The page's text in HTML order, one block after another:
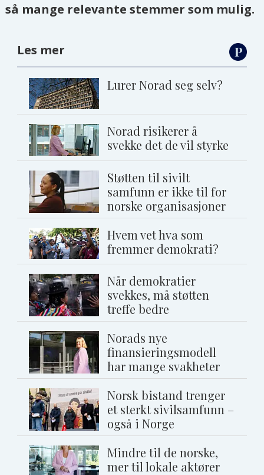
så mange relevante stemmer som mulig.
Les mer
Lurer Norad seg selv?
Norad risikerer å
svekke det de vil styrke
Støtten til sivilt
samfunn er ikke til for
norske organisasjoner
Hvem vet hva som
fremmer demokrati?
Når demokratier
svekkes, må støtten
treffe bedre
Norads nye
finansieringsmodell
har mange svakheter
Norsk bistand trenger
et sterkt sivilsamfunn –
også i Norge
Mindre til de norske,
mer til lokale aktører